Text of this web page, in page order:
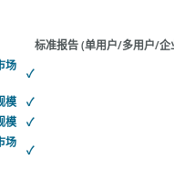
标准报告(单用户/多用户/企
场
✓
模
✓
模
✓
场
✓